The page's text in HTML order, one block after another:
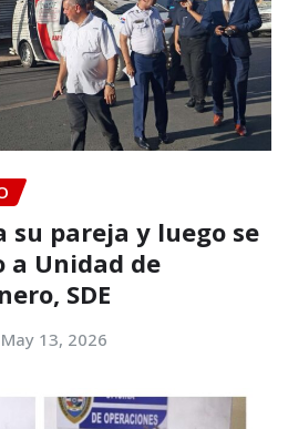
su pareja y luego se
a Unidad de
SDE
May 13, 2026